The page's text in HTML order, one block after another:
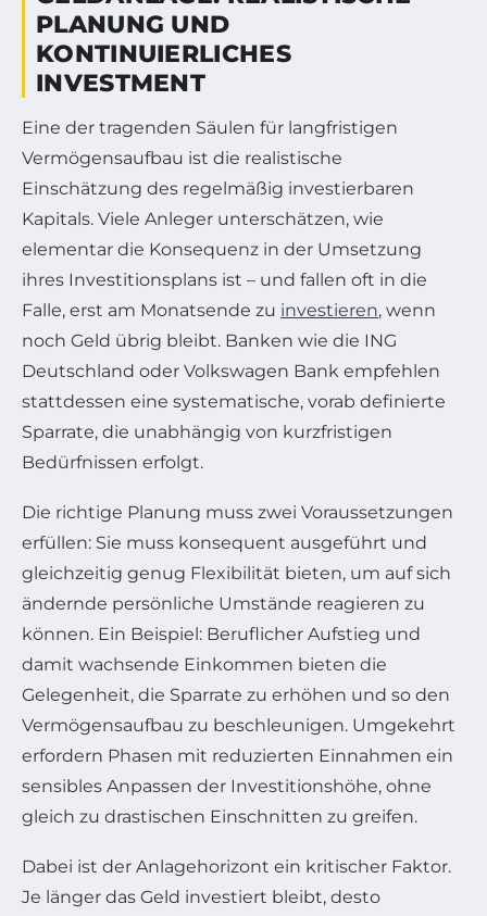
PLANUNG UND
KONTINUIERLICHES
INVESTMENT
Eine der tragenden Säulen für langfristigen
Vermögensaufbau ist die realistische
Einschätzung des regelmäßig investierbaren
Kapitals. Viele Anleger unterschätzen, wie
elementar die Konsequenz in der Umsetzung
ihres Investitionsplans ist – und fallen oft in die
Falle, erst am Monatsende zu investieren, wenn
noch Geld übrig bleibt. Banken wie die ING
Deutschland oder Volkswagen Bank empfehlen
stattdessen eine systematische, vorab definierte
Sparrate, die unabhängig von kurzfristigen
Bedürfnissen erfolgt.
Die richtige Planung muss zwei Voraussetzungen
erfüllen: Sie muss konsequent ausgeführt und
gleichzeitig genug Flexibilität bieten, um auf sich
ändernde persönliche Umstände reagieren zu
können. Ein Beispiel: Beruflicher Aufstieg und
damit wachsende Einkommen bieten die
Gelegenheit, die Sparrate zu erhöhen und so den
Vermögensaufbau zu beschleunigen. Umgekehrt
erfordern Phasen mit reduzierten Einnahmen ein
sensibles Anpassen der Investitionshöhe, ohne
gleich zu drastischen Einschnitten zu greifen.
Dabei ist der Anlagehorizont ein kritischer Faktor.
Je länger das Geld investiert bleibt, desto